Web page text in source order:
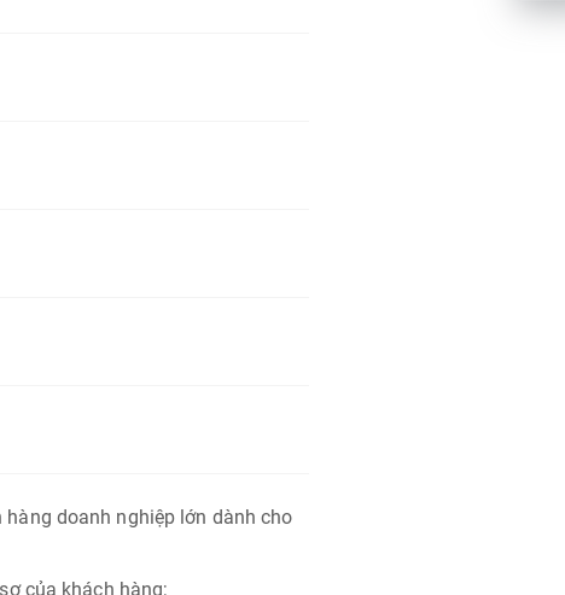
doanh nghiệp lớn dành cho
của khách hàng;